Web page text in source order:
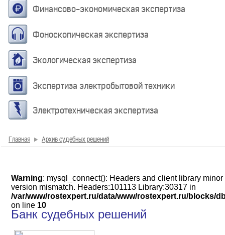
Финансово-экономическая экспертиза
Фоноскопическая экспертиза
Экологическая экспертиза
Экспертиза электробытовой техники
Электротехническая экспертиза
Главная Архив судебных решений
Warning: mysql_connect(): Headers and client library minor
version mismatch. Headers:101113 Library:30317 in
/var/www/rostexpert.ru/data/www/rostexpert.ru/blocks/
on line 10
Банк судебных решений